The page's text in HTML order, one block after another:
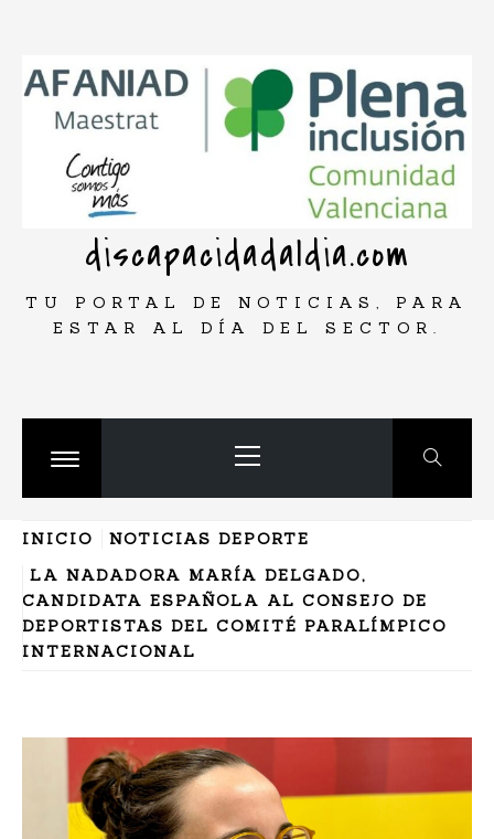
contenido
discapacidadaldia.com
TU PORTAL DE NOTICIAS, PARA
ESTAR AL DÍA DEL SECTOR.
Cambiar
principal
INICIO
NOTICIAS DEPORTE
LA NADADORA MARÍA DELGADO,
CANDIDATA ESPAÑOLA AL CONSEJO DE
DEPORTISTAS DEL COMITÉ PARALÍMPICO
INTERNACIONAL